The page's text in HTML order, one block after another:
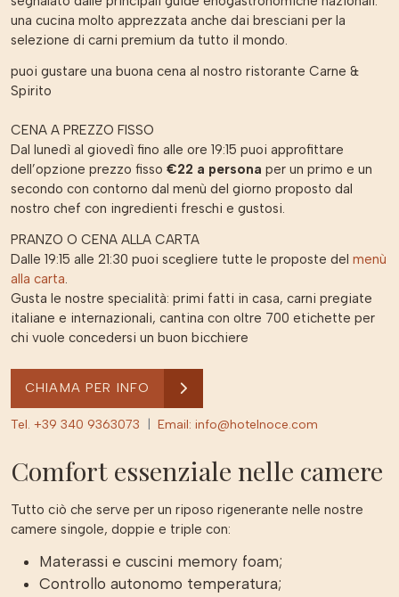
una cucina molto apprezzata anche dai bresciani per la
selezione di carni premium da tutto il mondo.
puoi gustare una buona cena al nostro ristorante Carne &
Spirito
CENA A PREZZO FISSO
Dal lunedì al giovedì fino alle ore 19:15 puoi approfittare
dell’opzione prezzo fisso €22 a persona per un primo e un
secondo con contorno dal menù del giorno proposto dal
nostro chef con ingredienti freschi e gustosi.
PRANZO O CENA ALLA CARTA
Dalle 19:15 alle 21:30 puoi scegliere tutte le proposte del menù
alla carta
Gusta le nostre specialità: primi fatti in casa, carni pregiate
italiane e internazionali, cantina con oltre 700 etichette per
chi vuole concedersi un buon bicchiere
CHIAMA PER INFO
Tel. +39 340 9363073 Email: info@hotelnoce.com
Comfort essenziale nelle camere
Tutto ciò che serve per un riposo rigenerante nelle nostre
camere singole, doppie e triple con:
Materassi e cuscini memory foam;
Controllo autonomo temperatura;